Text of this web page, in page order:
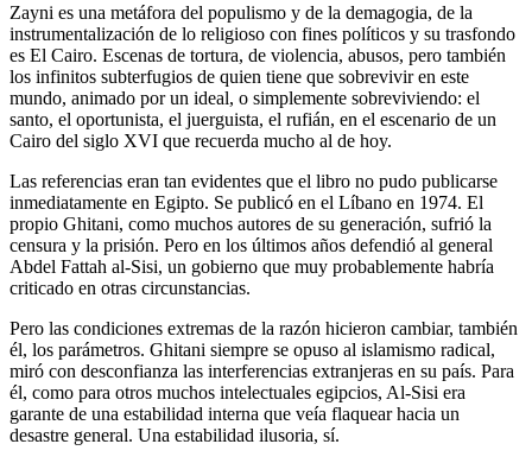
Zayni es una metáfora del populismo y de la demagogia, de la
instrumentalización de lo religioso con fines políticos y su trasfondo
es El Cairo. Escenas de tortura, de violencia, abusos, pero también
los infinitos subterfugios de quien tiene que sobrevivir en este
mundo, animado por un ideal, o simplemente sobreviviendo: el
santo, el oportunista, el juerguista, el rufián, en el escenario de un
Cairo del siglo XVI que recuerda mucho al de hoy.
Las referencias eran tan evidentes que el libro no pudo publicarse
inmediatamente en Egipto. Se publicó en el Líbano en 1974. El
propio Ghitani, como muchos autores de su generación, sufrió la
censura y la prisión. Pero en los últimos años defendió al general
Abdel Fattah al-Sisi, un gobierno que muy probablemente habría
criticado en otras circunstancias.
Pero las condiciones extremas de la razón hicieron cambiar, también
él, los parámetros. Ghitani siempre se opuso al islamismo radical,
miró con desconfianza las interferencias extranjeras en su país. Para
él, como para otros muchos intelectuales egipcios, Al-Sisi era
garante de una estabilidad interna que veía flaquear hacia un
desastre general. Una estabilidad ilusoria, sí.